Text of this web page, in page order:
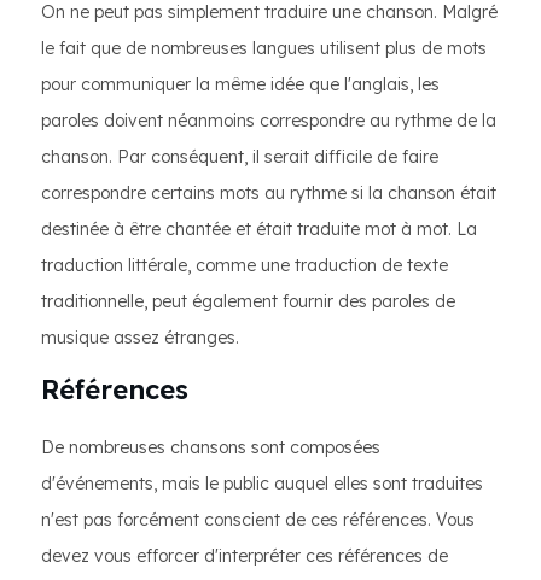
On ne peut pas simplement traduire une chanson. Malgré
le fait que de nombreuses langues utilisent plus de mots
pour communiquer la même idée que l'anglais, les
paroles doivent néanmoins correspondre au rythme de la
chanson. Par conséquent, il serait difficile de faire
correspondre certains mots au rythme si la chanson était
destinée à être chantée et était traduite mot à mot. La
traduction littérale, comme une traduction de texte
traditionnelle, peut également fournir des paroles de
musique assez étranges.
Références
De nombreuses chansons sont composées
d'événements, mais le public auquel elles sont traduites
n'est pas forcément conscient de ces références. Vous
devez vous efforcer d'interpréter ces références de